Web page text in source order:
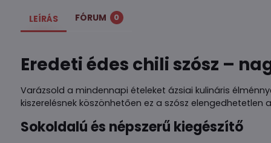
LEÍRÁS FÓRUM 0
Eredeti édes chili szósz –
Varázsold a mindennapi ételeket ázsiai kulináris
kiszerelésnek köszönhetően ez a szósz
Sokoldalú és népszerű kiegészítő